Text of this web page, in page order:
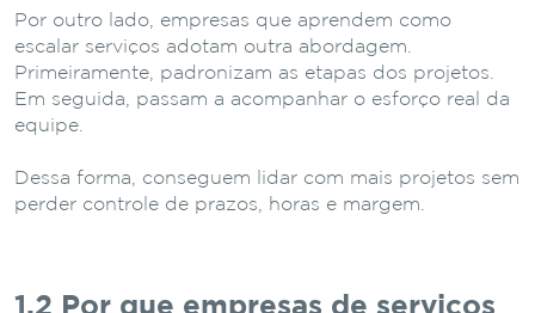
Por outro lado, empresas que aprendem como
escalar serviços adotam outra abordagem.
Primeiramente, padronizam as etapas dos projetos.
Em seguida, passam a acompanhar o esforço real da
equipe.
Dessa forma, conseguem lidar com mais projetos sem
perder controle de prazos, horas e margem.
1.2 Por que empresas de serviços